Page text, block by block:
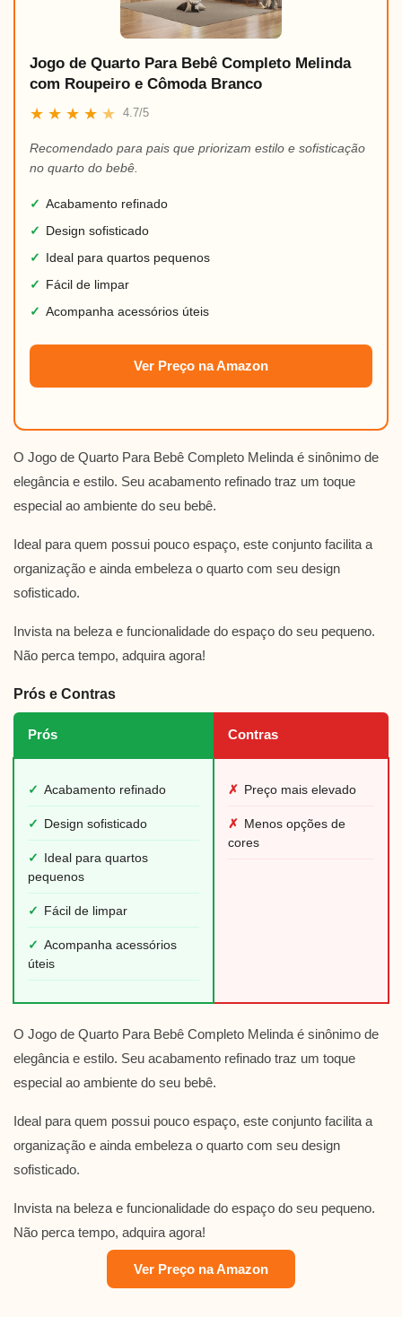
Jogo de Quarto Para Bebê Completo Melinda
com Roupeiro e Cômoda Branco
★ ★ ★ ★ ★ 4.7/5
Recomendado para pais que priorizam estilo e sofisticação
no quarto do bebê.
✓ Acabamento refinado
✓
Design sofisticado
✓
Ideal para quartos pequenos
✓
Fácil de limpar
✓ Acompanha acessórios úteis
Ver Preço na Amazon
O Jogo de Quarto Para Bebê Completo Melinda é sinônimo de
elegância e estilo. Seu acabamento refinado traz um toque
especial ao ambiente do seu bebê.
Ideal para quem possui pouco espaço, este conjunto facilita a
organização e ainda embeleza o quarto com seu design
sofisticado.
Invista na beleza e funcionalidade do espaço do seu pequeno.
Não perca tempo, adquira agora!
Prós e Contras
Prós Contras
✓ Acabamento refinado
✓ Design sofisticado
✓
Ideal para quartos
pequenos
✓ Fácil de limpar
✓ Acompanha acessórios
úteis
✗ Preço mais elevado
✗ Menos opções de
cores
O Jogo de Quarto Para Bebê Completo Melinda é sinônimo de
elegância e estilo. Seu acabamento refinado traz um toque
especial ao ambiente do seu bebê.
Ideal para quem possui pouco espaço, este conjunto facilita a
organização e ainda embeleza o quarto com seu design
sofisticado.
Invista na beleza e funcionalidade do espaço do seu pequeno.
Não perca tempo, adquira agora!
Ver Preço na Amazon